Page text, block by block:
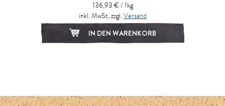
136,93 € / 1kg
inkl. MwSt, zzgl. Versand
IN DEN WARENKORB